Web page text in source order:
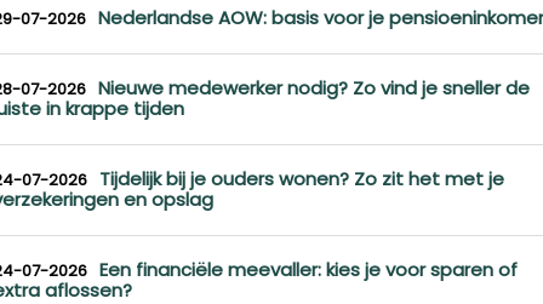
07-2026 Nederlandse AOW: basis voor je
07-2026 Nieuwe medewerker nodig? Zo vind je sneller de
in krappe tijden
07-2026 Tijdelijk bij je ouders wonen? Zo zit het met je
en opslag
07-2026 Een financiële meevaller: kies je voor sparen of
aflossen?